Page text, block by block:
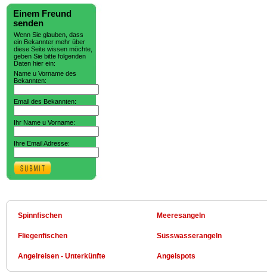
Einem Freund
senden
Wenn Sie glauben, dass
ein Bekannter mehr über
diese Seite wissen möchte,
geben Sie bitte folgenden
Daten hier ein:
Name u Vorname des
Bekannten:
Email des Bekannten:
Ihr Name u Vorname:
Ihre Email Adresse:
Spinnfischen Meeresangeln
Fliegenfischen Süsswasserangeln
Angelreisen - Unterkünfte Angelspots